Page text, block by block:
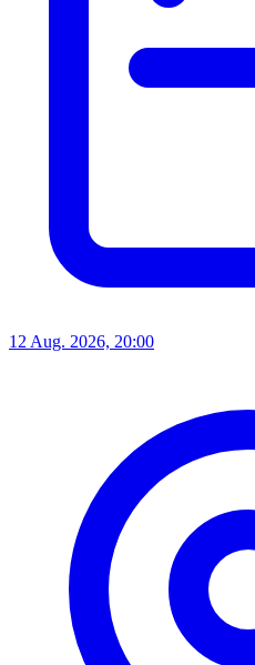
12 Aug. 2026, 20:00